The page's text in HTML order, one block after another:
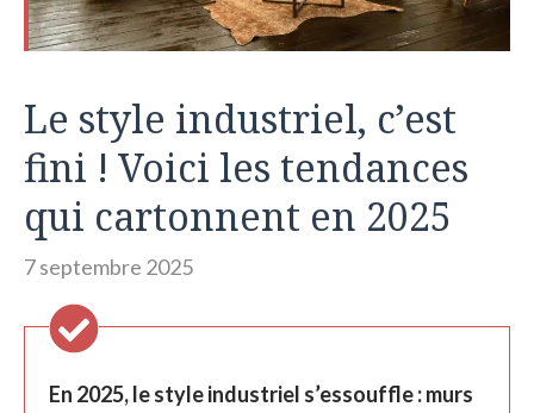
Le style industriel, c’est
fini ! Voici les tendances
qui cartonnent en 2025
7 septembre 2025
En 2025, le style industriel s’essouffle : murs